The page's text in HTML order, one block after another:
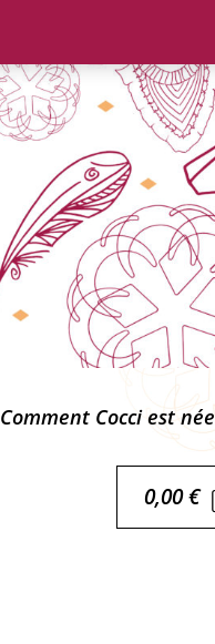
Comment Cocci est née
0,00€